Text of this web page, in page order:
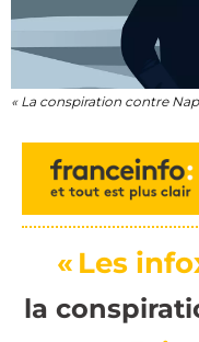
« La conspiration contre
« Les
la